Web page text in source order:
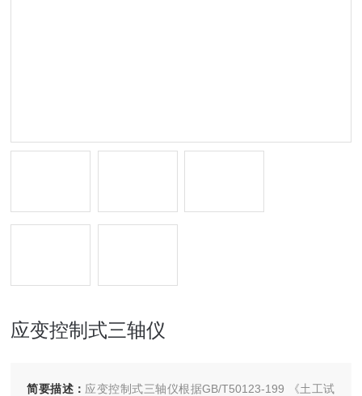
应变控制式三轴仪
简要描述： 应变控制式三轴仪根据GB/T50123-199 《土工试